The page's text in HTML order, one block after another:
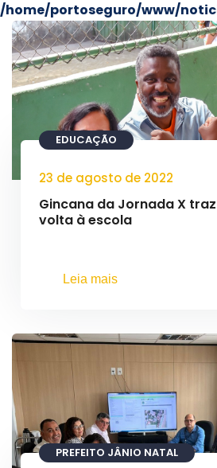
/home/portoseguro/www/
EDUCAÇÃO
23 de agosto de 2022
Gincana da Jornada X
volta à escola
Leia mais
PREFEITO JÂNIO NATAL